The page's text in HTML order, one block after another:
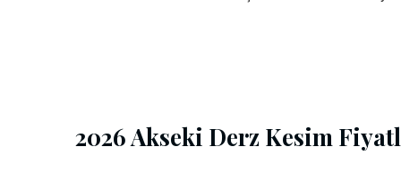
2026 Akseki Derz Kesim